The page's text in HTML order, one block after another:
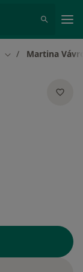
Změna města
Martina